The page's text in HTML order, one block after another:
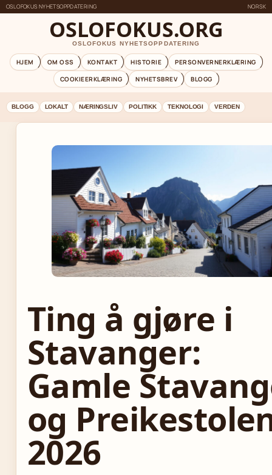
OSLOFOKUS NYHETSOPPDATERING NORSK
OSLOFOKUS.ORG
OSLOFOKUS NYHETSOPPDATERING
HJEM OM OSS KONTAKT HISTORIE
PERSONVERNERKLÆRING
COOKIEERKLÆRING
NYHETSBREV BLOGG
BLOGG LOKALT NÆRINGSLIV POLITIKK TEKNOLOGI VERDEN
Ting å gjøre i
Stavanger:
Gamle
og
2026